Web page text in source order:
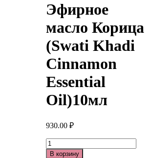
Эфирное
масло Корица
(Swati Khadi
Cinnamon
Essential
Oil)10мл
930.00 ₽
Количество
В корзину